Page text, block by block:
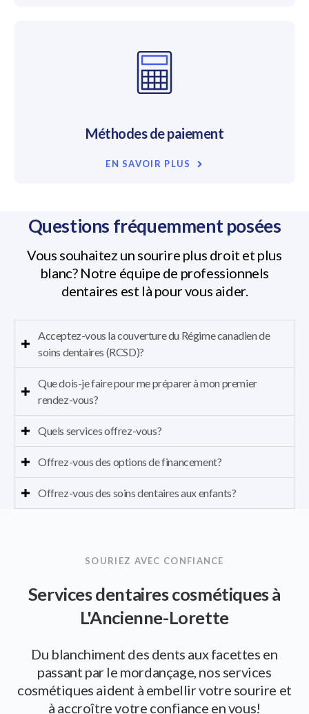
Méthodes de paiement
EN SAVOIR PLUS
Questions fréquemment posées
Vous souhaitez un sourire plus droit et plus
blanc? Notre équipe de professionnels
dentaires est là pour vous aider.
Acceptez-vous la couverture du Régime canadien de
soins dentaires (RCSD)?
Que dois-je faire pour me préparer à mon premier
rendez-vous?
Quels services offrez-vous?
Offrez-vous des options de financement?
Offrez-vous des soins dentaires aux enfants?
SOURIEZ AVEC CONFIANCE
Services dentaires cosmétiques à
L'Ancienne-Lorette
Du blanchiment des dents aux facettes en
passant par le mordançage, nos services
cosmétiques aident à embellir votre sourire et
à accroître votre confiance en vous!